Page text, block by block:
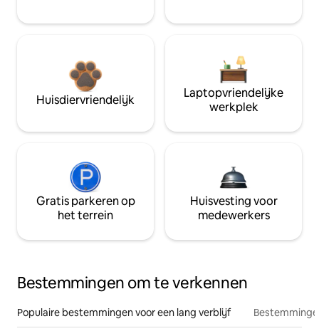
Huisdiervriendelijk
Laptopvriendelijke
werkplek
Gratis parkeren op
het terrein
Huisvesting voor
medewerkers
Bestemmingen om te verkennen
Populaire bestemmingen voor een lang verblijf